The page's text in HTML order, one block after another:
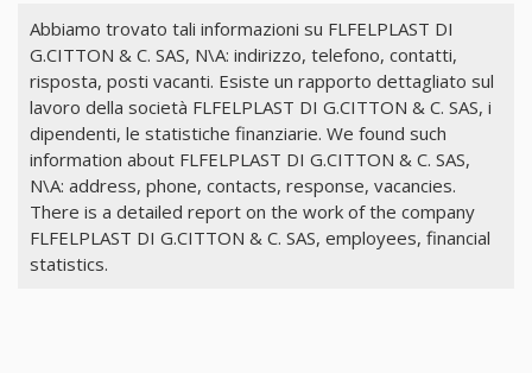
Abbiamo trovato tali informazioni su FLFELPLAST DI
G.CITTON & C. SAS, N\A: indirizzo, telefono, contatti,
risposta, posti vacanti. Esiste un rapporto dettagliato sul
lavoro della società FLFELPLAST DI G.CITTON & C. SAS, i
dipendenti, le statistiche finanziarie. We found such
information about FLFELPLAST DI G.CITTON & C. SAS,
N\A: address, phone, contacts, response, vacancies.
There is a detailed report on the work of the company
FLFELPLAST DI G.CITTON & C. SAS, employees, financial
statistics.